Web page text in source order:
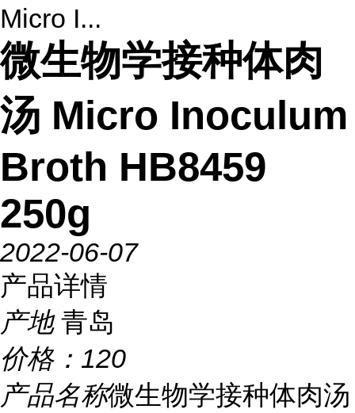
Micro I...
微生物学接种体肉
汤 Micro Inoculum
Broth HB8459
250g
2022-06-07
产品详情
产地 青岛
价格： 120
产品名称微生物学接种体肉汤